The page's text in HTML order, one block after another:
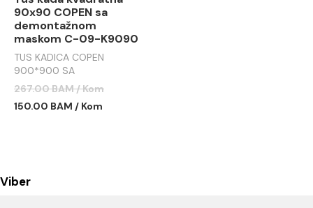
90x90 COPEN sa
demontažnom
maskom C-09-K9090
TUS KADICA COPEN
900*900 SA
DEMONTAŽNOM MASKOM
C-09-K9090
267.00 BAM / Kom
150.00 BAM / Kom
Viber